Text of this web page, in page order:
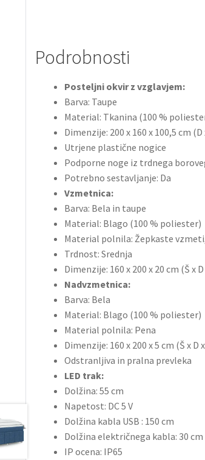
Podrobnosti
Posteljni okvir z vzglavjem:
Barva: Taupe
Material: Tkanina (100 %
Dimenzije: 200 x 160 x 100,5 cm (D
Utrjene plastične nogice
Podporne noge iz trdnega
Potrebno sestavljanje: Da
Vzmetnica:
Barva: Bela in taupe
Material: Blago (100 % poliester)
Material polnila: Žepkaste
Trdnost: Srednja
Dimenzije: 160 x 200 x 20 cm (Š x D
Nadvzmetnica:
Barva: Bela
Material: Blago (100 % poliester)
Material polnila: Pena
Dimenzije: 160 x 200 x 5 cm (Š x D
Odstranljiva in pralna prevleka
LED trak:
Dolžina: 55 cm
Napetost: DC 5 V
Dolžina kabla USB : 150 cm
Dolžina električnega kabla: 30 cm
IP ocena: IP65